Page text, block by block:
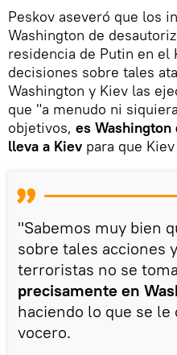
Peskov aseveró que los
Washington de
residencia de Putin en el
decisiones sobre tales
Washington y Kiev las
que "a menudo ni
objetivos, es
lleva a Kiev para que
"Sabemos muy bien
sobre tales acciones
terroristas no se
precisamente en
haciendo lo que se
vocero.